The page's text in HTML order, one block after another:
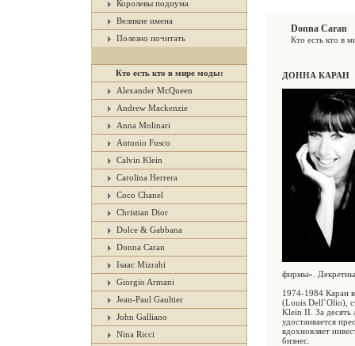
Королевы подиума
Великие имена
Полезно почитать
Кто есть кто в мире моды:
Alexander McQueen
Andrew Mackenzie
Anna Molinari
Antonio Fusco
Calvin Klein
Carolina Herrera
Coco Chanel
Christian Dior
Dolce & Gabbana
Donna Caran
Isaac Mizrahi
Giorgio Armani
Jean-Paul Gaultier
John Galliano
Nina Ricci
Donna Caran
Кто есть кто в
ДОННА КАРАН
фирмы».
1974-1984 Каран
(Louis Dell`Olio),
Klein II. За десять
удостаивается
вдохновляет
бизнес.